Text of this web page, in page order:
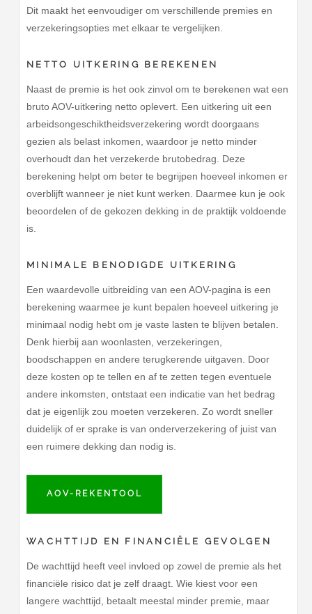
Dit maakt het eenvoudiger om verschillende premies en
verzekeringsopties met elkaar te vergelijken.
NETTO UITKERING BEREKENEN
Naast de premie is het ook zinvol om te berekenen wat een
bruto AOV-uitkering netto oplevert. Een uitkering uit een
arbeidsongeschiktheidsverzekering wordt doorgaans
gezien als belast inkomen, waardoor je netto minder
overhoudt dan het verzekerde brutobedrag. Deze
berekening helpt om beter te begrijpen hoeveel inkomen er
overblijft wanneer je niet kunt werken. Daarmee kun je ook
beoordelen of de gekozen dekking in de praktijk voldoende
is.
MINIMALE BENODIGDE UITKERING
Een waardevolle uitbreiding van een AOV-pagina is een
berekening waarmee je kunt bepalen hoeveel uitkering je
minimaal nodig hebt om je vaste lasten te blijven betalen.
Denk hierbij aan woonlasten, verzekeringen,
boodschappen en andere terugkerende uitgaven. Door
deze kosten op te tellen en af te zetten tegen eventuele
andere inkomsten, ontstaat een indicatie van het bedrag
dat je eigenlijk zou moeten verzekeren. Zo wordt sneller
duidelijk of er sprake is van onderverzekering of juist van
een ruimere dekking dan nodig is.
AOV-REKENTOOL
WACHTTIJD EN FINANCIËLE GEVOLGEN
De wachttijd heeft veel invloed op zowel de premie als het
financiële risico dat je zelf draagt. Wie kiest voor een
langere wachttijd, betaalt meestal minder premie, maar